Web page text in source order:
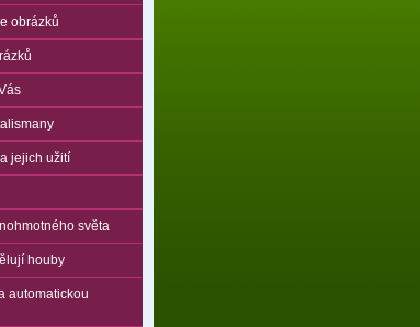
obrázků
jejich užití
světa
houby
automatickou